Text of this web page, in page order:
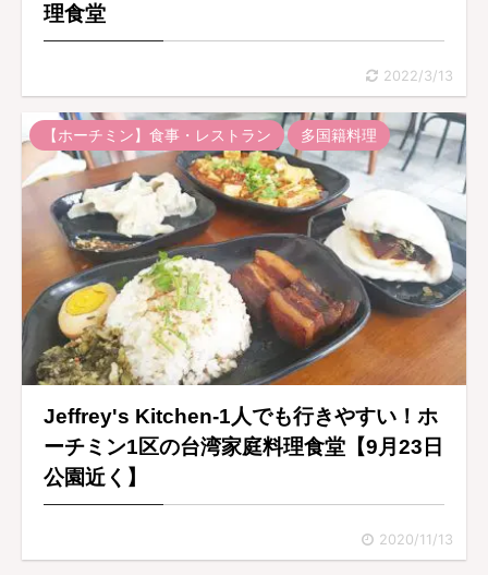
理食堂
2022/3/13
【ホーチミン】食事・レストラン 多国籍料理
Jeffrey's Kitchen-1人でも行きやすい！ホ
ーチミン1区の台湾家庭料理食堂【9月23日
公園近く】
2020/11/13